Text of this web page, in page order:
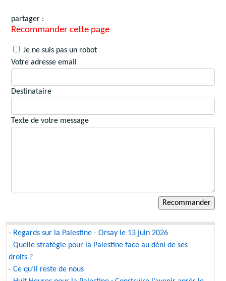
partager :
Recommander cette page
Je ne suis pas un robot
Votre adresse email
Destinataire
Texte de votre message
- Regards sur la Palestine - Orsay le 13 juin 2026
- Quelle stratégie pour la Palestine face au déni de ses
droits ?
- Ce qu’il reste de nous